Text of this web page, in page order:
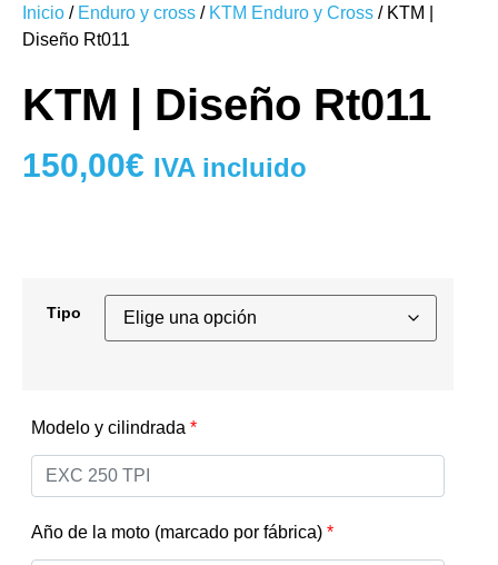
Inicio / Enduro y cross / KTM Enduro y Cross / KTM |
Diseño Rt011
KTM | Diseño Rt011
150,00€ IVA incluido
Tipo
Modelo y cilindrada *
Año de la moto (marcado por fábrica) *